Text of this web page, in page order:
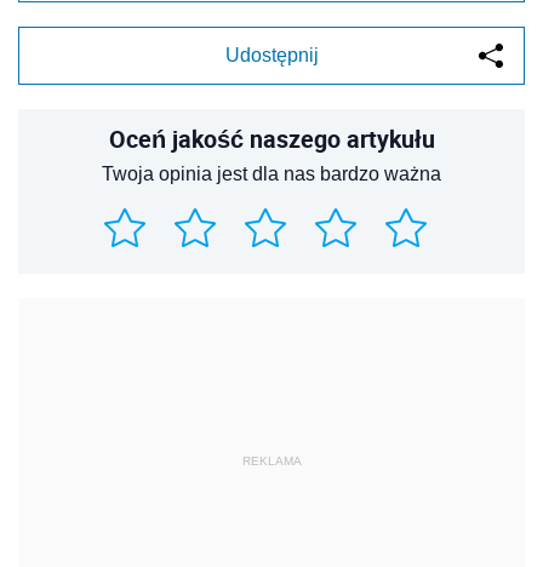
Udostępnij
Oceń jakość naszego artykułu
Twoja opinia jest dla nas bardzo ważna
REKLAMA